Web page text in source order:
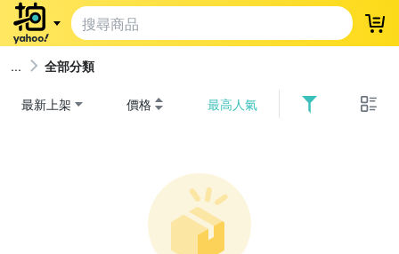
登
全部分類
最新上架 價格 最高人氣